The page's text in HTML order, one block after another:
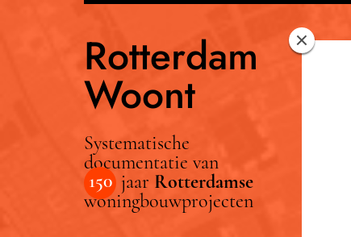
Rotterdam
Woont
Systematische
documentatie van
150 jaar Rotterdamse
woningbouwprojecten